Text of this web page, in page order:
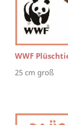
WWF
25 cm groß